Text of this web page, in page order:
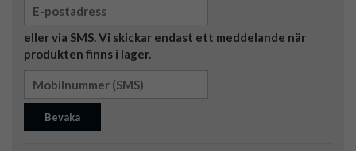
eller via SMS. Vi skickar endast ett meddelande när
produkten finns i lager.
Bevaka